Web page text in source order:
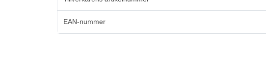
EAN-nummer